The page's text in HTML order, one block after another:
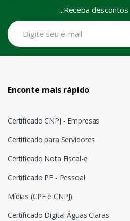
...Receba descontos
Enconte mais rápido
Certificado CNPJ - Empresas
Certificado para Servidores
Certificado Nota Fiscal-e
Certificado PF - Pessoal
Mídias (CPF e CNPJ)
Certificado Digital Águas Claras